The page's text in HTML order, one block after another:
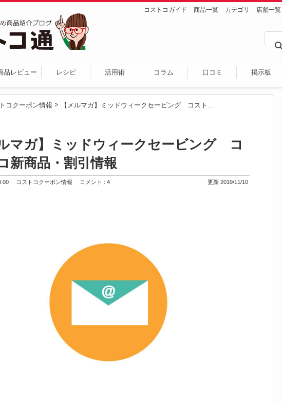
コストコガイド 商品一覧 カテゴリ 店舗一覧
品レビュー レシピ 活用術 コラム 口コミ 掲示板
コクーポン情報 >
ルマガ】ミッドウィークセービング コ
新商品・割引情報
コストコクーポン情報 コメント : 4 更新 2019/11/10